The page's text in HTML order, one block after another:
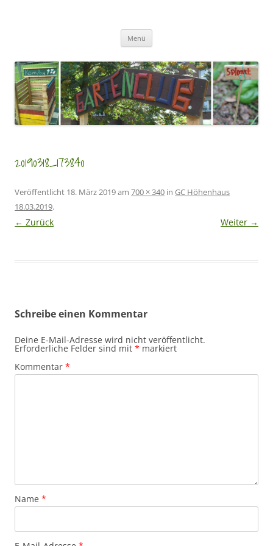
Menü
20190318_173840
Veröffentlicht 18. März 2019am 700 × 340 in GC Höhenhaus
18.03.2019.
← Zurück Weiter →
Schreibe einen Kommentar
Deine E-Mail-Adresse wird nicht veröffentlicht.
Erforderliche Felder sind mit * markiert
Kommentar *
Name *